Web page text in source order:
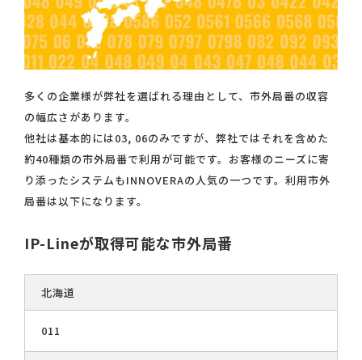
多くの企業様が弊社を選ばれる理由として、市外局番の収容
の幅広さがあります。
他社は基本的には03, 06のみですが、弊社ではそれを含めた
約40種類の市外局番で利用が可能です。お客様のニーズに寄
り添ったシステムもINNOVERAの人気の一つです。利用市外
局番は以下になります。
IP-Lineが取得可能な市外局番
北海道
011